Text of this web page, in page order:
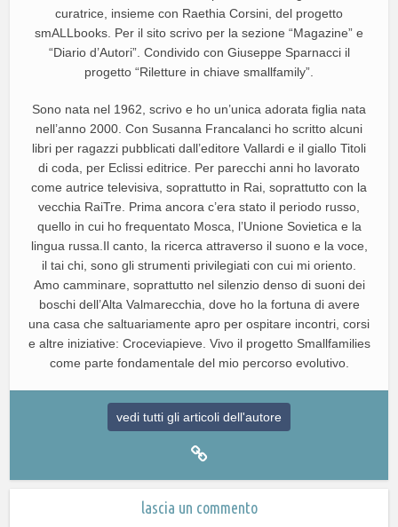
curatrice, insieme con Raethia Corsini, del progetto
smALLbooks. Per il sito scrivo per la sezione “Magazine” e
“Diario d’Autori”. Condivido con Giuseppe Sparnacci il
progetto “Riletture in chiave smallfamily”.
Sono nata nel 1962, scrivo e ho un’unica adorata figlia nata
nell’anno 2000. Con Susanna Francalanci ho scritto alcuni
libri per ragazzi pubblicati dall’editore Vallardi e il giallo Titoli
di coda, per Eclissi editrice. Per parecchi anni ho lavorato
come autrice televisiva, soprattutto in Rai, soprattutto con la
vecchia RaiTre. Prima ancora c’era stato il periodo russo,
quello in cui ho frequentato Mosca, l’Unione Sovietica e la
lingua russa.Il canto, la ricerca attraverso il suono e la voce,
il tai chi, sono gli strumenti privilegiati con cui mi oriento.
Amo camminare, soprattutto nel silenzio denso di suoni dei
boschi dell’Alta Valmarecchia, dove ho la fortuna di avere
una casa che saltuariamente apro per ospitare incontri, corsi
e altre iniziative: Croceviapieve. Vivo il progetto Smallfamilies
come parte fondamentale del mio percorso evolutivo.
vedi tutti gli articoli dell'autore
lascia un commento